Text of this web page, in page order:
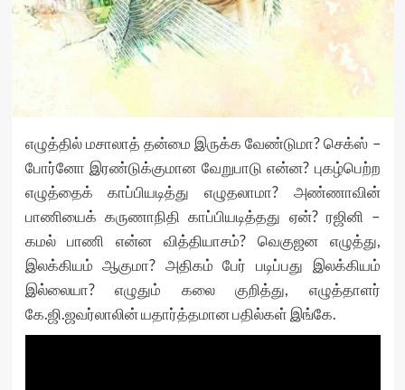
எழுத்தில் மசாலாத் தன்மை இருக்க வேண்டுமா? செக்ஸ் –
போர்னோ இரண்டுக்குமான வேறுபாடு என்ன? புகழ்பெற்ற
எழுத்தைக் காப்பியடித்து எழுதலாமா? அண்ணாவின்
பாணியைக் கருணாநிதி காப்பியடித்தது ஏன்? ரஜினி –
கமல் பாணி என்ன வித்தியாசம்? வெகுஜன எழுத்து,
இலக்கியம் ஆகுமா? அதிகம் பேர் படிப்பது இலக்கியம்
இல்லையா? எழுதும் கலை குறித்து, எழுத்தாளர்
கே.ஜி.ஜவர்லாலின் யதார்த்தமான பதில்கள் இங்கே.